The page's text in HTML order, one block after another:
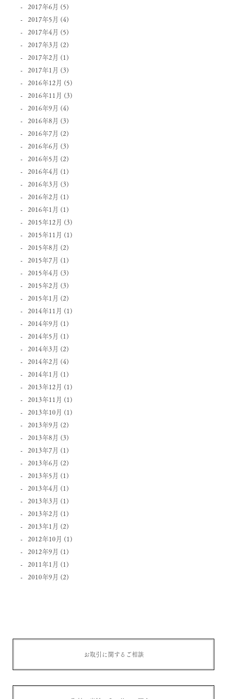
2017年6月 (5)
2017年5月 (4)
2017年4月 (5)
2017年3月 (2)
2017年2月 (1)
2017年1月 (3)
2016年12月 (5)
2016年11月 (3)
2016年9月 (4)
2016年8月 (3)
2016年7月 (2)
2016年6月 (3)
2016年5月 (2)
2016年4月 (1)
2016年3月 (3)
2016年2月 (1)
2016年1月 (1)
2015年12月 (3)
2015年11月 (1)
2015年8月 (2)
2015年7月 (1)
2015年4月 (3)
2015年2月 (3)
2015年1月 (2)
2014年11月 (1)
2014年9月 (1)
2014年5月 (1)
2014年3月 (2)
2014年2月 (4)
2014年1月 (1)
2013年12月 (1)
2013年11月 (1)
2013年10月 (1)
2013年9月 (2)
2013年8月 (3)
2013年7月 (1)
2013年6月 (2)
2013年5月 (1)
2013年4月 (1)
2013年3月 (1)
2013年2月 (1)
2013年1月 (2)
2012年10月 (1)
2012年9月 (1)
2011年1月 (1)
2010年9月 (2)
お取引に関するご相談